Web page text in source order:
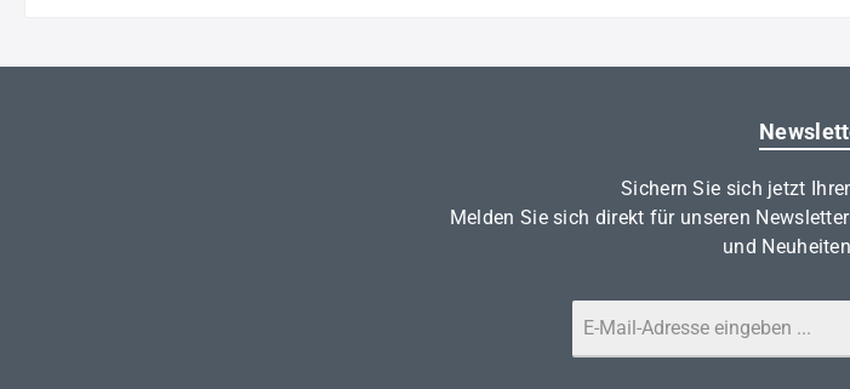
Sichern Sie sich jetzt
Melden Sie sich direkt für unseren
und